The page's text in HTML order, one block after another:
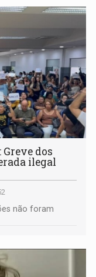
Greve dos
ilegal
não foram